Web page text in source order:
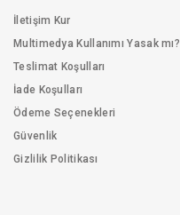
İletişim Kur
Multimedya Kullanımı Yasak mı?
Teslimat Koşulları
İade Koşulları
Ödeme Seçenekleri
Güvenlik
Gizlilik Politikası